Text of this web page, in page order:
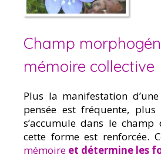
Champ
mémoire collective
Plus la manifestation
pensée est fréquente,
s’accumule dans le champ
cette forme est renforcée.
mémoire et détermine les